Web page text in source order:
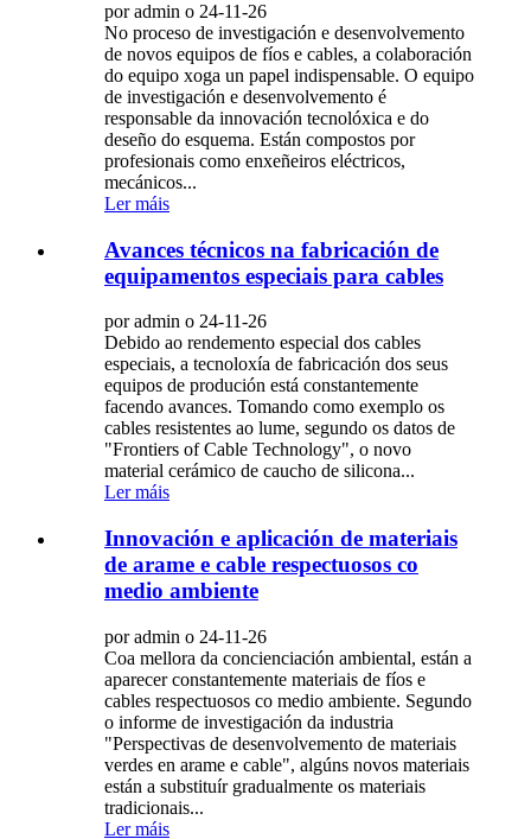
por admin o 24-11-26
No proceso de investigación e desenvolvemento
de novos equipos de fíos e cables, a colaboración
do equipo xoga un papel indispensable. O equipo
de investigación e desenvolvemento é
responsable da innovación tecnolóxica e do
deseño do esquema. Están compostos por
profesionais como enxeñeiros eléctricos,
mecánicos...
Ler máis
Avances técnicos na fabricación de
equipamentos especiais para cables
por admin o 24-11-26
Debido ao rendemento especial dos cables
especiais, a tecnoloxía de fabricación dos seus
equipos de produción está constantemente
facendo avances. Tomando como exemplo os
cables resistentes ao lume, segundo os datos de
"Frontiers of Cable Technology", o novo
material cerámico de caucho de silicona...
Ler máis
Innovación e aplicación de materiais
de arame e cable respectuosos co
medio ambiente
por admin o 24-11-26
Coa mellora da concienciación ambiental, están a
aparecer constantemente materiais de fíos e
cables respectuosos co medio ambiente. Segundo
o informe de investigación da industria
"Perspectivas de desenvolvemento de materiais
verdes en arame e cable", algúns novos materiais
están a substituír gradualmente os materiais
tradicionais...
Ler máis